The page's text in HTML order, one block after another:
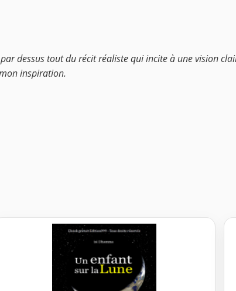
dessus tout du récit réaliste qui incite à une vision
inspiration.